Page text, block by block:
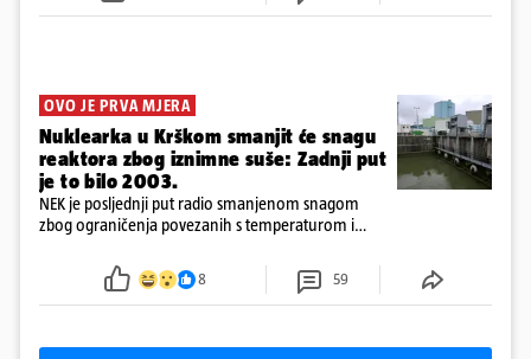
OVO JE PRVA MJERA
Nuklearka u Krškom smanjit će snagu
reaktora zbog iznimne suše: Zadnji put
je to bilo 2003.
NEK je posljednji put radio smanjenom snagom
zbog ograničenja povezanih s temperaturom i
smanjenje snage bilo potrebno više od 90 dana.
8 59